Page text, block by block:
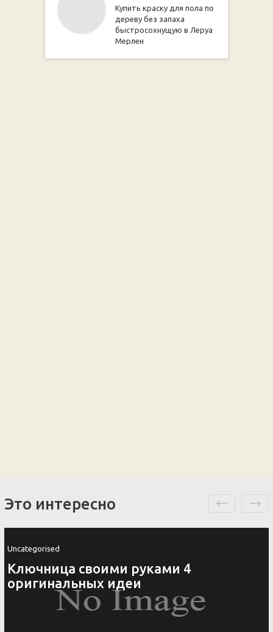
Купить краску для пола по
дереву без запаха
быстросохнущую в Леруа
Мерлен
Это интересно
Uncategorised
Ключница своими руками 4
оригинальных идеи